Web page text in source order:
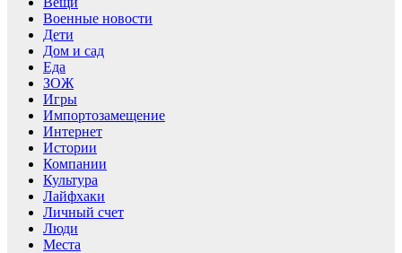
Военные новости
Дети
Дом и сад
Еда
ЗОЖ
Игры
Импортозамещение
Интернет
Истории
Компании
Культура
Лайфхаки
Личный счет
Люди
Места